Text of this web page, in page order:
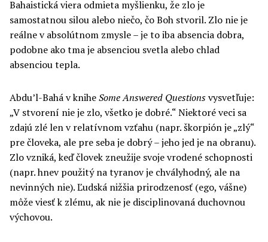
Bahaistická viera odmieta myšlienku, že zlo je
samostatnou silou alebo niečo, čo Boh stvoril. Zlo nie je
reálne v absolútnom zmysle – je to iba absencia dobra,
podobne ako tma je absenciou svetla alebo chlad
absenciou tepla.
Abdu’l-Bahá v kniheSome Answered Questionsvysvetľuje:
„V stvorení nie je zlo, všetko je dobré.“ Niektoré veci sa
zdajú zlé len v relatívnom vzťahu (napr. škorpión je „zlý“
pre človeka, ale pre seba je dobrý – jeho jed je na obranu).
Zlo vzniká, keď človek zneužije svoje vrodené schopnosti
(napr. hnev použitý na tyranov je chvályhodný, ale na
nevinných nie). Ľudská nižšia prirodzenosť (ego, vášne)
môže viesť k zlému, ak nie je disciplinovaná duchovnou
výchovou.